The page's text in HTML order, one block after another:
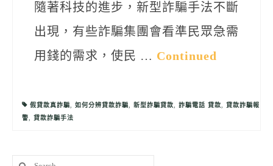
隨著科技的進步，新型詐騙手法不斷
出現，有些詐騙集團會看準民眾急需
用錢的需求，使民 … Continued
假貸款真詐騙, 如何分辨貸款詐騙, 新型詐騙貸款, 詐騙電話 貸款, 貸款詐騙報
警, 貸款詐騙手法
Search